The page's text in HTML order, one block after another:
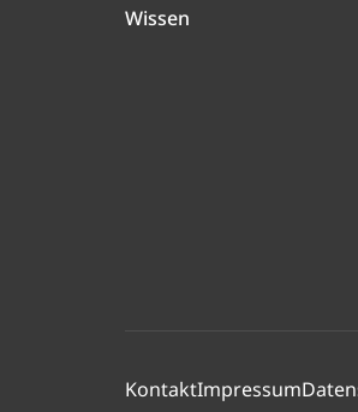
Wissen
KontaktImpressum